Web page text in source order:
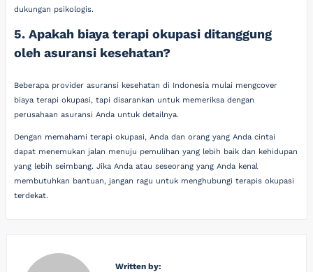
dukungan psikologis.
5. Apakah biaya terapi okupasi ditanggung
oleh asuransi kesehatan?
Beberapa provider asuransi kesehatan di Indonesia mulai mengcover
biaya terapi okupasi, tapi disarankan untuk memeriksa dengan
perusahaan asuransi Anda untuk detailnya.
Dengan memahami terapi okupasi, Anda dan orang yang Anda cintai
dapat menemukan jalan menuju pemulihan yang lebih baik dan kehidupan
yang lebih seimbang. Jika Anda atau seseorang yang Anda kenal
membutuhkan bantuan, jangan ragu untuk menghubungi terapis okupasi
terdekat.
Written by: